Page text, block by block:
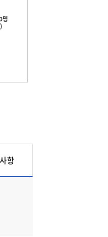
명
항